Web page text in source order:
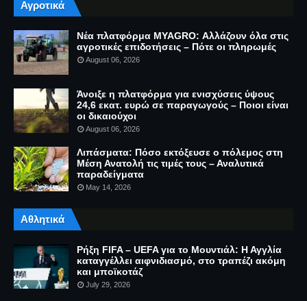
Αγροτικά
Νέα πλατφόρμα MYAGRO: Αλλάζουν όλα στις
αγροτικές επιδοτήσεις – Πότε οι πληρωμές
August 06, 2026
Άνοιξε η πλατφόρμα για ενισχύσεις ύψους
24,6 εκατ. ευρώ σε παραγωγούς – Ποιοι είναι
οι δικαιούχοι
August 06, 2026
Λιπάσματα: Πόσο εκτόξευσε ο πόλεμος στη
Μέση Ανατολή τις τιμές τους – Αναλυτικά
παραδείγματα
May 14, 2026
Αθλητικά
Ρήξη FIFA – UEFA για το Μουντιάλ: Η Αγγλία
καταγγέλλει αιφνιδιασμό, στο τραπέζι ακόμη
και μποϊκοτάζ
July 29, 2026